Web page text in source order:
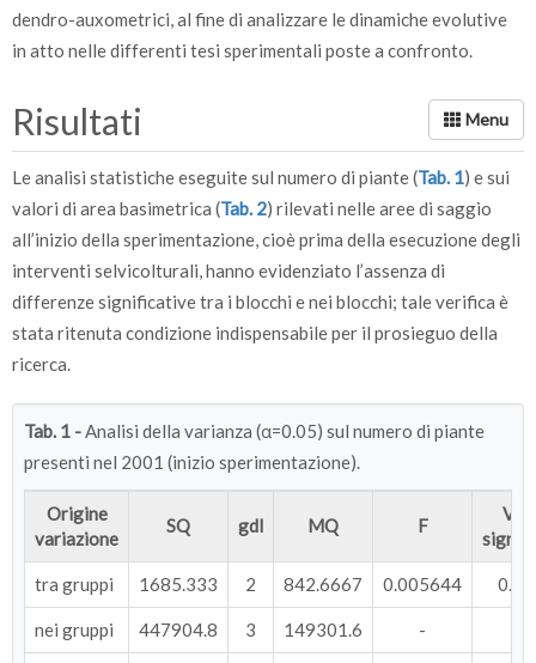
dendro-auxometrici, al fine di analizzare le dinamiche evolutive
in atto nelle differenti tesi sperimentali poste a confronto.
Risultati
Le analisi statistiche eseguite sul numero di piante (Tab. 1) e sui
valori di area basimetrica (Tab. 2) rilevati nelle aree di saggio
all’inizio della sperimentazione, cioè prima della esecuzione degli
interventi selvicolturali, hanno evidenziato l’assenza di
differenze significative tra i blocchi e nei blocchi; tale verifica è
stata ritenuta condizione indispensabile per il prosieguo della
ricerca.
Tab. 1 -Analisi della varianza (α=0.05) sul numero di piante
presenti nel 2001 (inizio sperimentazione).
Origine
variazione
SQ gdl MQ F
tra gruppi 1685.333 2 842.6667 0.005644
nei gruppi 447904.8 3 149301.6 -